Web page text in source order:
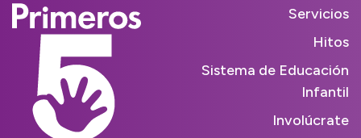
Servicios
Hitos
Sistema de Educación
Infantil
Involúcrate